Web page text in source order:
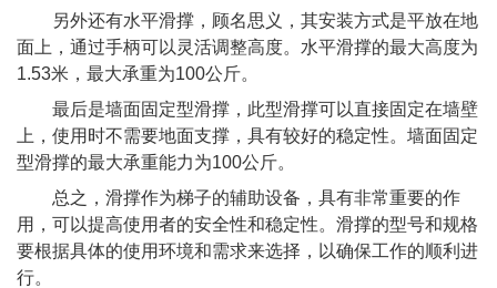
另外还有水平滑撑，顾名思义，其安装方式是平放在地
面上，通过手柄可以灵活调整高度。水平滑撑的最大高度为
1.53米，最大承重为100公斤。
最后是墙面固定型滑撑，此型滑撑可以直接固定在墙壁
上，使用时不需要地面支撑，具有较好的稳定性。墙面固定
型滑撑的最大承重能力为100公斤。
总之，滑撑作为梯子的辅助设备，具有非常重要的作
用，可以提高使用者的安全性和稳定性。滑撑的型号和规格
要根据具体的使用环境和需求来选择，以确保工作的顺利进
行。